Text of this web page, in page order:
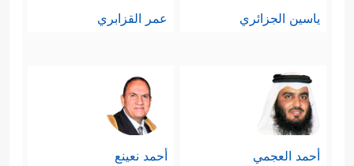
ياسين الجزائري عمر القزابري
أحمد العجمي أحمد نعينع